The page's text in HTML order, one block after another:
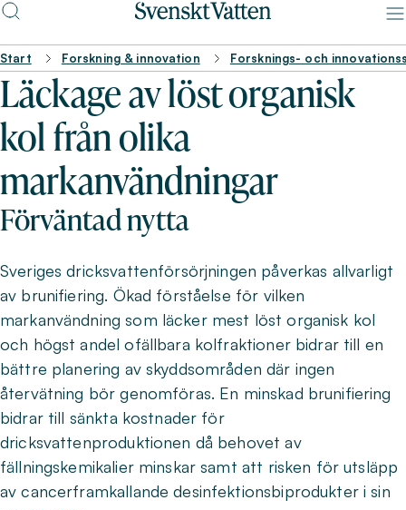
Start Forskning & innovation Forsknings- och
Läckage av löst organisk
kol från olika
markanvändningar
Förväntad nytta
Sveriges dricksvattenförsörjningen påverkas allvarligt
av brunifiering. Ökad förståelse för vilken
markanvändning som läcker mest löst organisk kol
och högst andel ofällbara kolfraktioner bidrar till en
bättre planering av skyddsområden där ingen
återvätning bör genomföras. En minskad brunifiering
bidrar till sänkta kostnader för
dricksvattenproduktionen då behovet av
fällningskemikalier minskar samt att risken för utsläpp
av cancerframkallande desinfektionsbiprodukter i sin